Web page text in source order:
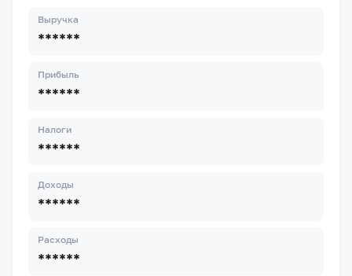
Выручка
******
Прибыль
******
Налоги
******
Доходы
******
Расходы
******